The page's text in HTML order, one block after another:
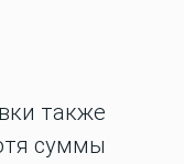
также
суммы